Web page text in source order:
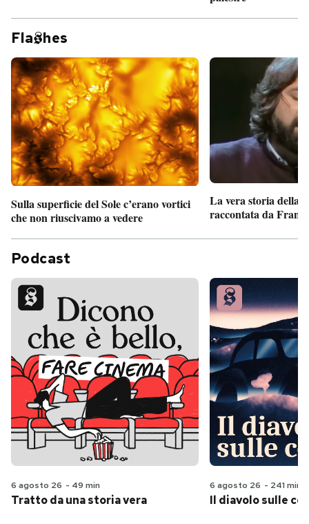
Fla hes
Sulla superficie del Sole c’erano vortici
che non riuscivamo a vedere
La vera storia della
raccontata da
Podcast
6 agosto 26 - 49 min
Tratto da una storia vera
6 agosto 26 - 241 min
Il diavolo sulle